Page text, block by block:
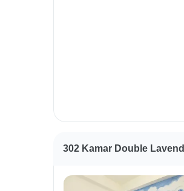
302 Kamar Double